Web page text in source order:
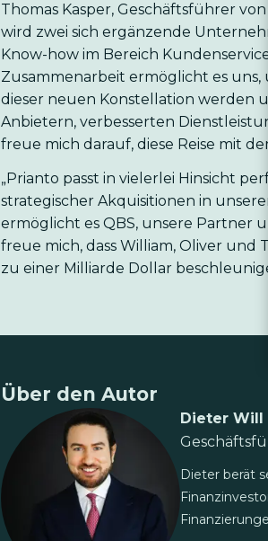
Thomas Kasper, Geschäftsführer
wird zwei sich ergänzende
Know-how im Bereich
Zusammenarbeit ermöglicht es uns,
dieser neuen Konstellation werden
Anbietern, verbesserten
freue mich darauf, diese Reise mit
„Prianto passt in vielerlei Hinsicht
strategischer Akquisitionen in
ermöglicht es QBS, unsere Partner
freue mich, dass William, Oliver und
zu einer Milliarde Dollar
Über den Autor
Dieter Will
Dieter berät